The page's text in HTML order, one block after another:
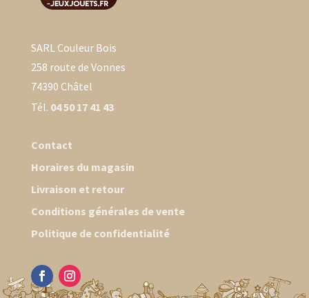
SARL Couleur Bois
258 route de Vonnes
74390 Châtel
Tél. 04 50 17 41 43
Contact
Horaires du magasin
Livraison et retour
Conditions générales de vente
Politique de confidentialité